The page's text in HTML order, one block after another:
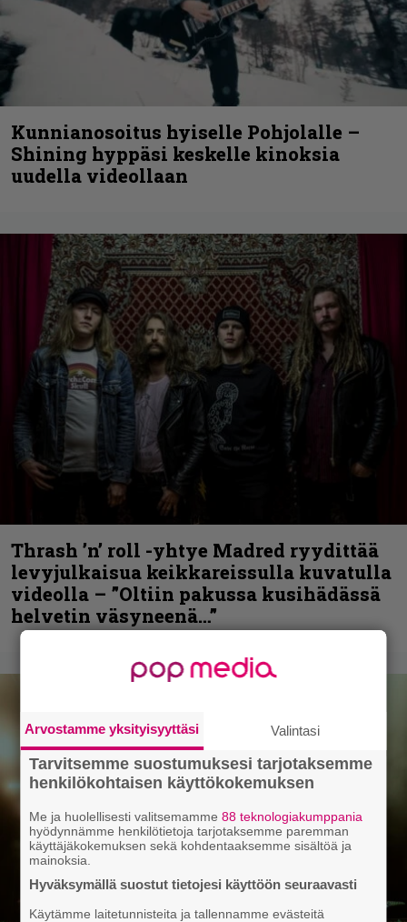
Kunnianosoitus hyiselle Pohjolalle –
Shining hyppäsi keskelle kinoksia
uudella videollaan
Thrash ’n’ roll -yhtye Madred ryydittää
levyjulkaisua keikkareissulla kuvatulla
videolla – ”Oltiin pakussa kusihädässä
helvetin väsyneenä…”
Arvostamme yksityisyyttäsi Valintasi
Tarvitsemme suostumuksesi tarjotaksemme
henkilökohtaisen käyttökokemuksen
Me ja huolellisesti valitsemamme88 teknologiakumppania
hyödynnämme henkilötietoja tarjotaksemme paremman
käyttäjäkokemuksen sekä kohdentaaksemme sisältöä ja
mainoksia.
Hyväksymällä suostut tietojesi käyttöön seuraavasti
Käytämme laitetunnisteita ja tallennamme evästeitä